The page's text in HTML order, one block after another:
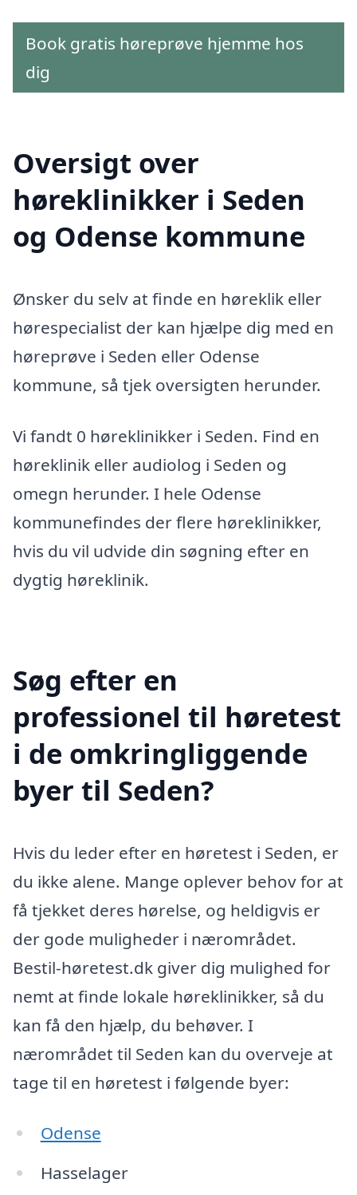
Book gratis høreprøve hjemme hos
dig
Oversigt over
høreklinikker i Seden
og Odense kommune
Ønsker du selv at finde en høreklik eller
hørespecialist der kan hjælpe dig med en
høreprøve i Seden eller Odense
kommune, så tjek oversigten herunder.
Vi fandt 0 høreklinikker i Seden. Find en
høreklinik eller audiolog i Seden og
omegn herunder. I hele Odense
kommunefindes der flere høreklinikker,
hvis du vil udvide din søgning efter en
dygtig høreklinik.
Søg efter en
professionel til høretest
i de omkringliggende
byer til Seden?
Hvis du leder efter en høretest i Seden, er
du ikke alene. Mange oplever behov for at
få tjekket deres hørelse, og heldigvis er
der gode muligheder i nærområdet.
Bestil-høretest.dk giver dig mulighed for
nemt at finde lokale høreklinikker, så du
kan få den hjælp, du behøver. I
nærområdet til Seden kan du overveje at
tage til en høretest i følgende byer:
Odense
Hasselager